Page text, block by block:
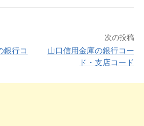
銀行コ
次の投稿
山口信用金庫の銀行コー
ド・支店コード